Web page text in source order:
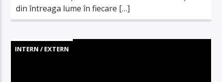
din întreaga lume în fiecare […]
INTERN / EXTERN